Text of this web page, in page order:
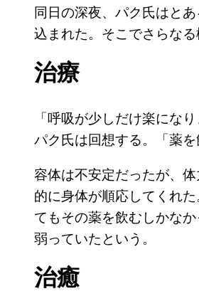
同日の深夜、パク氏はと
込まれた。そこでさらな
治療
「呼吸が少しだけ楽にな
パク氏は回想する。「薬
容体は不安定だったが、
的に身体が順応してくれ
てもその薬を飲むしかな
弱っていたという。
治癒